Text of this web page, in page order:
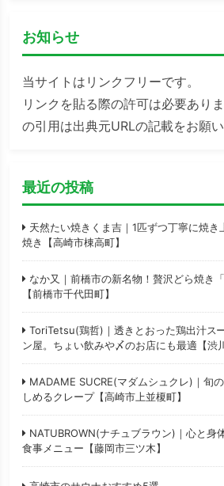
お知らせ
当サイトはリンクフリーです。
リンクを貼る際の許可は必要あり
の引用は出典元URLの記載をお願い
最近の投稿
天然たい焼きくま吉｜1匹ずつ丁寧に焼き
焼き【高崎市棟高町】
なか又｜前橋市の新名物！贅沢どら焼き
【前橋市千代田町】
ToriTetsu(鶏哲)｜透きとおった鶏出汁ス
ン屋。ちょい飲みや〆のお店にも最適【渋
MADAME SUCRE(マダムシュクレ)｜旬
しめるクレープ【高崎市上並榎町】
NATUBROWN(ナチュブラウン)｜心と身
食事メニュー【藤岡市三ツ木】